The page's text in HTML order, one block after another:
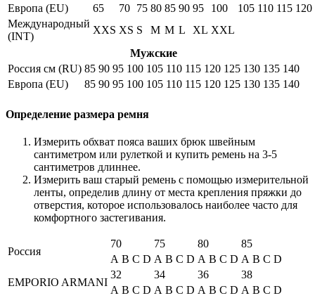
Европа (EU)
65 70 75 80 85 90 95 100 105 110 115 120
Международный
(INT)
XXS XS S M M L XL XXL
Мужские
Россия см (RU) 85 90 95 100 105 110 115 120 125 130 135 140
Европа (EU)
85 90 95 100 105 110 115 120 125 130 135 140
Определение размера ремня
Измерить обхват пояса ваших брюк швейным
сантиметром или рулеткой и купить ремень на 3-5
сантиметров длиннее.
Измерить ваш старый ремень с помощью измерительной
ленты, определив длину от места крепления пряжки до
отверстия, которое использовалось наиболее часто для
комфортного застегивания.
Россия
70 75 80
85
A B C D A B C D A B C D A B C D
EMPORIO ARMANI
32 34 36
38
A B C D A B C D A B C D A B C D